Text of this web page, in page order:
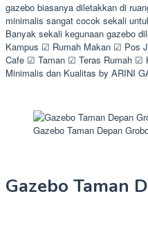
gazebo biasanya diletakkan di
minimalis sangat cocok sekali
Banyak sekali kegunaan gazebo
Kampus ☑ Rumah Makan ☑
Cafe ☑ Taman ☑ Teras Rumah ☑
Minimalis dan Kualitas by ARINI
Gazebo Taman Depan
Gazebo Taman